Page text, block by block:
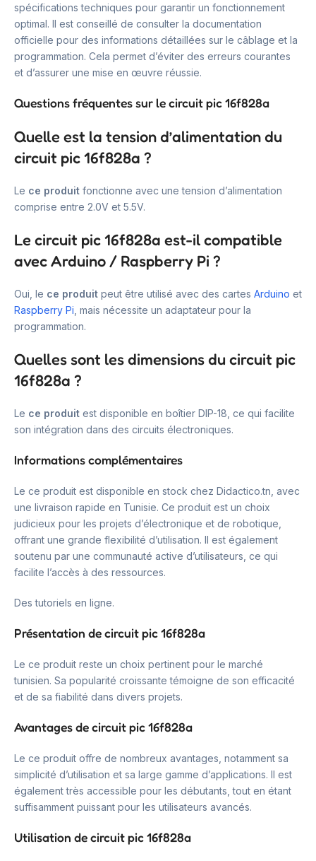
spécifications techniques pour garantir un fonctionnement
optimal. Il est conseillé de consulter la documentation
officielle pour des informations détaillées sur le câblage et la
programmation. Cela permet d’éviter des erreurs courantes
et d’assurer une mise en œuvre réussie.
Questions fréquentes sur le circuit pic 16f828a
Quelle est la tension d’alimentation du
circuit pic 16f828a ?
Le ce produit fonctionne avec une tension d’alimentation
comprise entre 2.0V et 5.5V.
Le circuit pic 16f828a est-il compatible
avec Arduino / Raspberry Pi ?
Oui, le ce produit peut être utilisé avec des cartes Arduino et
Raspberry Pi , mais nécessite un adaptateur pour la
programmation.
Quelles sont les dimensions du circuit pic
16f828a ?
Le ce produit est disponible en boîtier DIP-18, ce qui facilite
son intégration dans des circuits électroniques.
Informations complémentaires
Le ce produit est disponible en stock chez Didactico.tn, avec
une livraison rapide en Tunisie. Ce produit est un choix
judicieux pour les projets d’électronique et de robotique,
offrant une grande flexibilité d’utilisation. Il est également
soutenu par une communauté active d’utilisateurs, ce qui
facilite l’accès à des ressources.
Des tutoriels en ligne.
Présentation de circuit pic 16f828a
Le ce produit reste un choix pertinent pour le marché
tunisien. Sa popularité croissante témoigne de son efficacité
et de sa fiabilité dans divers projets.
Avantages de circuit pic 16f828a
Le ce produit offre de nombreux avantages, notamment sa
simplicité d’utilisation et sa large gamme d’applications. Il est
également très accessible pour les débutants, tout en étant
suffisamment puissant pour les utilisateurs avancés.
Utilisation de circuit pic 16f828a